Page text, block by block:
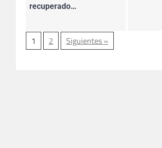
recuperado…
1 2 Siguientes »